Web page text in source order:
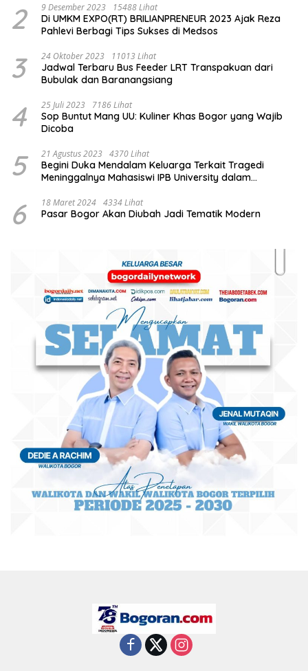
2 9 Desember 2023 15488 Lihat
Di UMKM EXPO(RT) BRILIANPRENEUR 2023 Ajak Reza
Pahlevi Berbagi Tips Sukses di Medsos
3 24 Oktober 2023 11013 Lihat
Jadwal Terbaru Bus Feeder LRT Transpakuan dari
Bubulak dan Baranangsiang
4 25 Juli 2023 7186 Lihat
Sop Buntut Mang UU: Kuliner Khas Bogor yang Wajib
Dicoba
5 21 Agustus 2023 4370 Lihat
Begini Duka Mendalam Keluarga Terkait Tragedi
Meninggalnya Mahasiswi IPB University dalam
6 18 Maret 2024 4334 Lihat
Pasar Bogor Akan Diubah Jadi Tematik Modern